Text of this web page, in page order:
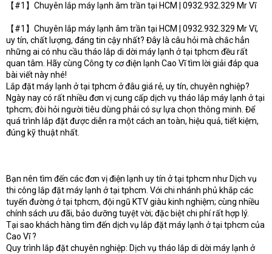
t
r
【#1】Chuyên lắp máy lạnh âm trần tại HCM | 0932.932.329 Mr Vĩ
【#1】Chuyên lắp máy lạnh âm trần tại HCM | 0932.932.329 Mr Vĩ,
uy tín, chất lượng, đáng tin cậy nhất? Đây là câu hỏi mà chắc hẳn
những ai có nhu cầu tháo lắp di dời máy lạnh ở tại tphcm đều rất
quan tâm. Hãy cùng Công ty cơ điện lạnh Cao Vĩ tìm lời giải đáp qua
bài viết này nhé!
Lắp đặt máy lạnh ở tại tphcm ở đâu giá rẻ, uy tín, chuyên nghiệp?
Ngày nay có rất nhiều đơn vị cung cấp dịch vụ tháo lắp máy lạnh ở tại
tphcm; đòi hỏi người tiêu dùng phải có sự lựa chọn thông minh. Để
quá trình lắp đặt được diễn ra một cách an toàn, hiệu quả, tiết kiệm,
đúng kỹ thuật nhất.
Bạn nên tìm đến các đơn vị điện lạnh uy tín ở tại tphcm như Dịch vụ
thi công lắp đặt máy lạnh ở tại tphcm. Với chi nhánh phủ khắp các
tuyến đường ở tại tphcm, đội ngũ KTV giàu kinh nghiệm; cùng nhiều
chính sách ưu đãi, bảo dưỡng tuyệt vời; đặc biệt chi phí rất hợp lý.
Tại sao khách hàng tìm đến dịch vụ lắp đặt máy lạnh ở tại tphcm của
Cao Vĩ ?
Quy trình lắp đặt chuyên nghiệp: Dịch vụ tháo lắp di dời máy lạnh ở